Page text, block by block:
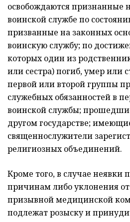
освобождаются признанные
воинской службе по
призванные на законных
воинскую службу; по
которых один из
или сестра) погиб, умер или
первой или второй группы
служебных обязанностей в
воинской службы;
другом государстве;
священнослужители
религиозных объединений.
Кроме того, в случае неявки
причинам либо уклонения
призывной медицинской
подлежат розыску и